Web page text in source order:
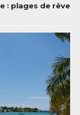
: plages de rêve